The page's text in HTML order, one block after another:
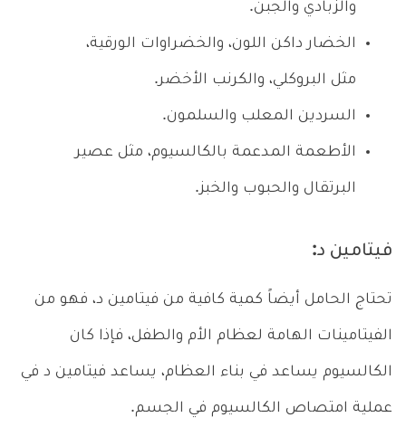
والزبادي والجبن.
الخضار داكن اللون، والخضراوات الورقية،
مثل البروكلي، والكرنب الأخضر.
السردين المعلب والسلمون.
الأطعمة المدعمة بالكالسيوم، مثل عصير
البرتقال والحبوب والخبز.
فيتامين د:
تحتاج الحامل أيضاً كمية كافية من فيتامين د، فهو من
الفيتامينات الهامة لعظام الأم والطفل، فإذا كان
الكالسيوم يساعد في بناء العظام، يساعد فيتامين د في
عملية امتصاص الكالسيوم في الجسم.